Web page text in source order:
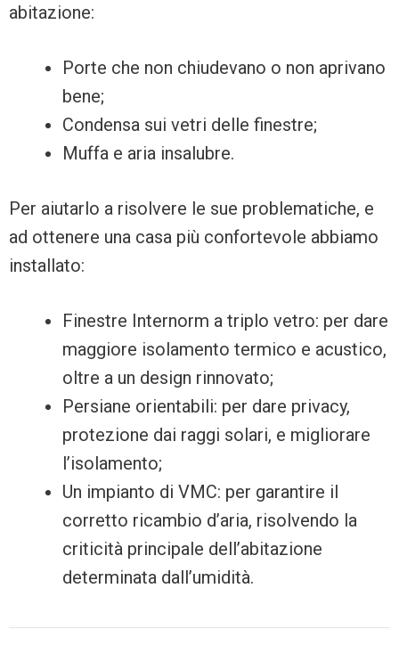
abitazione:
Porte che non chiudevano o non aprivano
bene;
Condensa sui vetri delle finestre;
Muffa e aria insalubre.
Per aiutarlo a risolvere le sue problematiche, e
ad ottenere una casa più confortevole abbiamo
installato:
Finestre Internorm a triplo vetro: per dare
maggiore isolamento termico e acustico,
oltre a un design rinnovato;
Persiane orientabili: per dare privacy,
protezione dai raggi solari, e migliorare
l’isolamento;
Un impianto di VMC: per garantire il
corretto ricambio d’aria, risolvendo la
criticità principale dell’abitazione
determinata dall’umidità.